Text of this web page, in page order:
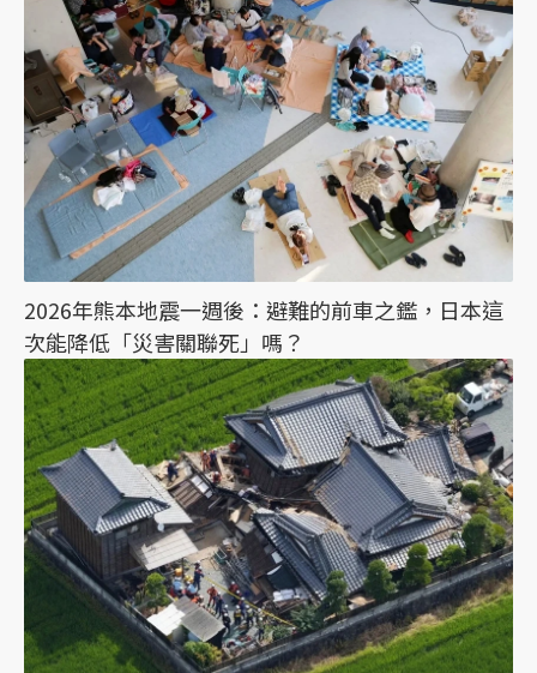
2026年熊本地震一週後：避難的前車之鑑，日本這
次能降低「災害關聯死」嗎？